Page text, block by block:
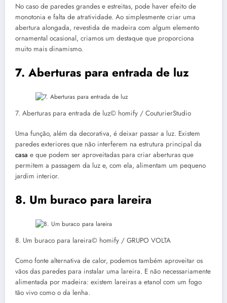
No caso de paredes grandes e estreitas, pode haver efeito de
monotonia e falta de atratividade. Ao simplesmente criar uma
abertura alongada, revestida de madeira com algum elemento
ornamental ocasional, criamos um destaque que proporciona
muito mais dinamismo.
7. Aberturas para entrada de luz
7. Aberturas para entrada de luz© homify / CouturierStudio
Uma função, além da decorativa, é deixar passar a luz. Existem
paredes exteriores que não interferem na estrutura principal da
casa e que podem ser aproveitadas para criar aberturas que
permitem a passagem da luz e, com ela, alimentam um pequeno
jardim interior.
8. Um buraco para lareira
8. Um buraco para lareira© homify / GRUPO VOLTA
Como fonte alternativa de calor, podemos também aproveitar os
vãos das paredes para instalar uma lareira. E não necessariamente
alimentada por madeira: existem lareiras a etanol com um fogo
tão vivo como o da lenha.